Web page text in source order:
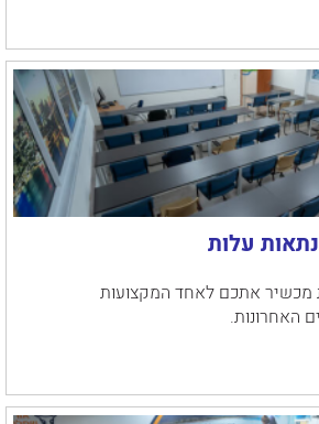
עלות
מכשיר אתכם לאחד המקצועות
האחרונות.